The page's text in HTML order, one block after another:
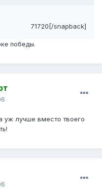
71720[/snapback]
победы.
уж лучше вместо твоего